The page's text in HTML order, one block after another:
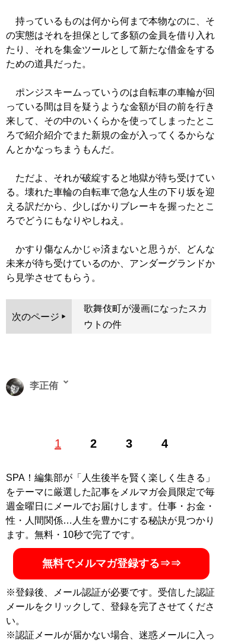
持っているものは何から何まで本物なのに、そ
の実態はそれを担保として多額の金員を借り入れ
たり、それを集金ツールとして新たな借金をする
ための道具だった。
ポンジスキームっていうのは自転車の車輪が回
っている間は目を疑うような金額が目の前を行き
来して、その中のいくらかを使ってしまったとこ
ろで紹介紹介でまた新規の金が入ってくるからな
んとかなっちまうもんだ。
ただよ、それが破綻すると地獄が待ち受けてい
る。壊れた車輪の自転車で急な人生の下り坂を迎
える訳だから、少しばかりブレーキを握ったとこ
ろでどうにもなりやしねえ。
かすり傷なんかじゃ済まないと思うが、どんな
未来が待ち受けているのか、アンダーグランドか
ら見学させてもらう。
次のページ
歌舞伎町が漫画になったスカ
ウトの件
1 2 3 4
李正侑
ボートにバカラと賭け事ならなんでもござれ。座右の銘
記事一覧へ
SPA！編集部が「人生後半を賢く楽しく生きる」
をテーマに厳選した記事をメルマガ会員限定で毎
週金曜日にメールでお届けします。仕事・お金・
性・人間関係…人生を豊かにする秘訣が見つかり
ます。無料・10秒で完了です。
無料でメルマガ登録する⇒⇒
※登録後、メール認証が必要です。受信した認証
メールをクリックして、登録を完了させてくださ
い。
※認証メールが届かない場合、迷惑メールに入っ